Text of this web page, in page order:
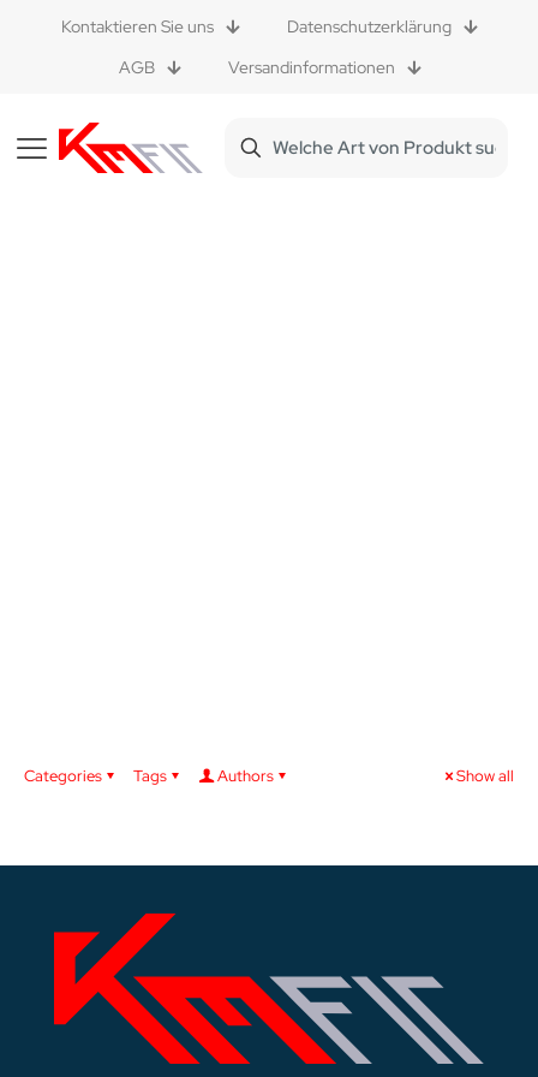
Kontaktieren Sie uns
Datenschutzerklärung
AGB
Versandinformationen
Categories Tags Authors Show all